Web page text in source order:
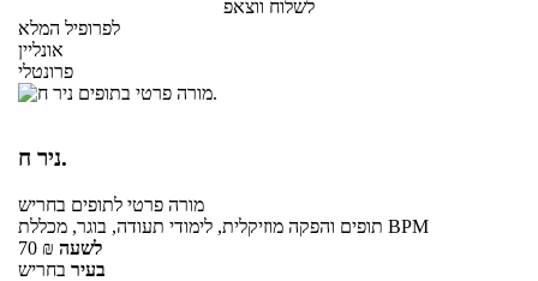
לשלוח ווצאפ
לפרופיל המלא
אונליין
פרונטלי
ניר ח.
מורה פרטי לתופים בחריש
תופים והפקה מוזיקלית, לימודי תעודה, בוגר, מכללת BPM
70 ₪ לשעה
בעיר בחריש